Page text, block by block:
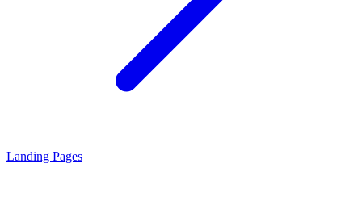
Landing Pages